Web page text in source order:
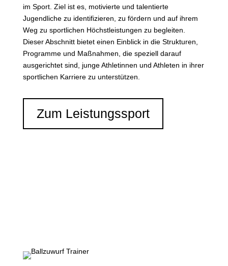
im Sport. Ziel ist es, motivierte und talentierte
Jugendliche zu identifizieren, zu fördern und auf ihrem
Weg zu sportlichen Höchstleistungen zu begleiten.
Dieser Abschnitt bietet einen Einblick in die Strukturen,
Programme und Maßnahmen, die speziell darauf
ausgerichtet sind, junge Athletinnen und Athleten in ihrer
sportlichen Karriere zu unterstützen.
Zum Leistungssport